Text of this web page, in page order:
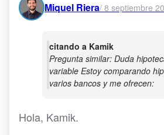
Miquel Riera/ 8 septiembre
citando a Kamik
Pregunta similar: Duda
variable Estoy comparando
varios bancos y me ofrecen:
Hola, Kamik.